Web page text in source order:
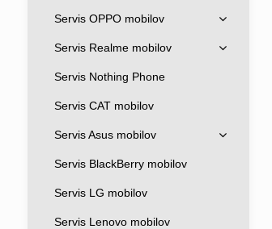
Servis OPPO mobilov
Servis Realme mobilov
Servis Nothing Phone
Servis CAT mobilov
Servis Asus mobilov
Servis BlackBerry mobilov
Servis LG mobilov
Servis Lenovo mobilov